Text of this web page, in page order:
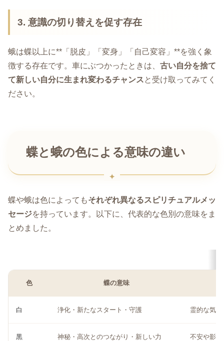
3. 意識の切り替えを促す存在
蛾は蝶以上に**「脱皮」「変身」「自己変容」**を強く象
徴する存在です。車にぶつかったときは、 古い自分を捨て
て新しい自分に生まれ変わるチャンスと受け取ってみてく
ださい。
蝶と蛾の色による意味の違い
蝶や蛾は色によってもそれぞれ異なるスピリチュアルメッ
セージを持っています。以下に、代表的な色別の意味をま
とめました。
色 蝶の意味
白 浄化・新たなスタート・守護 霊的な気
黒 神秘・高次とのつながり・新しい力 不安や影